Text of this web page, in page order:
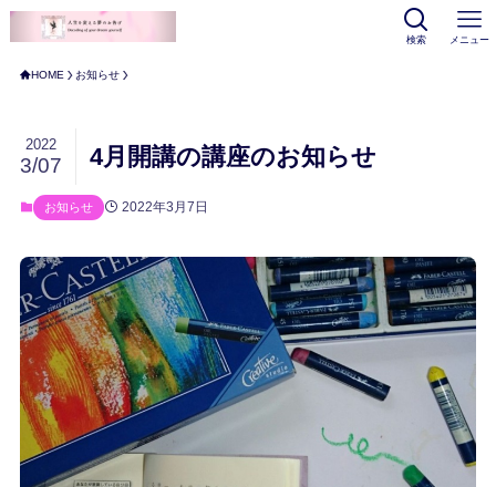
検索 メニュー
HOME お知らせ
4月開講の講座のお知らせ
2022
3/07
お知らせ 2022年3月7日